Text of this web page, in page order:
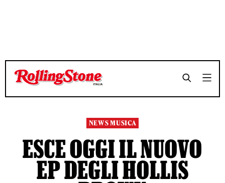
TEMPO DI LETTURA 2 MINUTI SHARE
TEMPO DI LETTURA 2 MINUTI SHARE
NEWS MUSICA
ESCE OGGI IL NUOVO
EP DEGLI HOLLIS